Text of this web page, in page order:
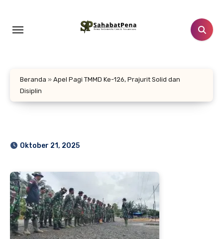
konten
Beranda » Apel Pagi TMMD Ke-126, Prajurit Solid dan
Disiplin
Oktober 21, 2025